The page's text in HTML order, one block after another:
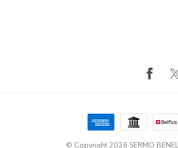
© Copyright 2026 SERMO